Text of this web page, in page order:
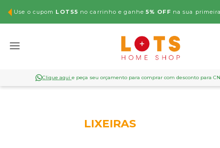
Use o cupom LOTS5 no carrinho e ganhe5% OFF na sua
Clique aqui e peça seu orçamento para comprar com desconto para
LIXEIRAS